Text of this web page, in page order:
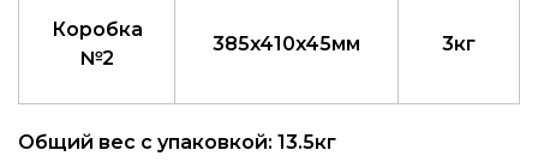
Коробка
№2
385x410x45мм 3кг
Общий вес с упаковкой: 13.5кг